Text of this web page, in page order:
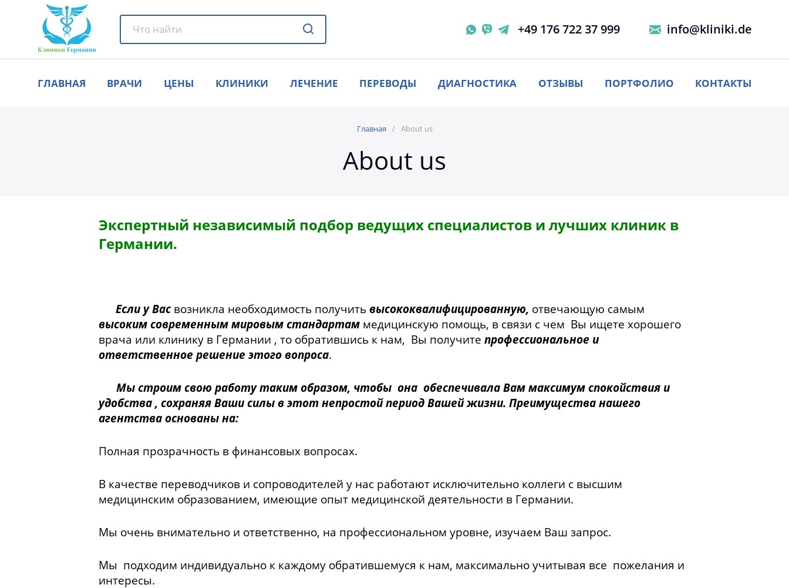
+49 176 722 37 999 info@kliniki.de
ГЛАВНАЯ ВРАЧИ ЦЕНЫ КЛИНИКИ ЛЕЧЕНИЕ ПЕРЕВОДЫ ДИАГНОСТИКА ОТЗЫВЫ ПОРТФОЛИО КОНТАКТЫ
Главная About us
About us
Экспертный независимый подбор ведущих специалистов и лучших клиник в
Германии.
Если у Вас возникла необходимость получить высококвалифицированную, отвечающую самым
высоким современным мировым стандартам медицинскую помощь, в связи с чем Вы ищете хорошего
врача или клинику в Германии , то обратившись к нам, Вы получите профессиональное и
ответственное решение этого вопроса.
Мы строим свою работу таким образом, чтобы она обеспечивала Вам максимум спокойствия и
удобства , сохраняя Ваши силы в этот непростой период Вашей жизни. Преимущества нашего
агентства основаны на:
Полная прозрачность в финансовых вопросах.
В качестве переводчиков и сопроводителей у нас работают исключительно коллеги с высшим
медицинским образованием, имеющие опыт медицинской деятельности в Германии.
Мы очень внимательно и ответственно, на профессиональном уровне, изучаем Ваш запрос.
Мы подходим индивидуально к каждому обратившемуся к нам, максимально учитывая все пожелания и
интересы.